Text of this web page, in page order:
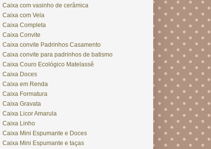
Caixa com vasinho de cerâmica
Caixa com Vela
Caixa Completa
Caixa Convite
Caixa convite Padrinhos Casamento
Caixa convite para padrinhos de batismo
Caixa Couro Ecológico Matelassê
Caixa Doces
Caixa em Renda
Caixa Formatura
Caixa Gravata
Caixa Licor Amarula
Caixa Linho
Caixa Mini Espumante e Doces
Caixa Mini Espumante e taças